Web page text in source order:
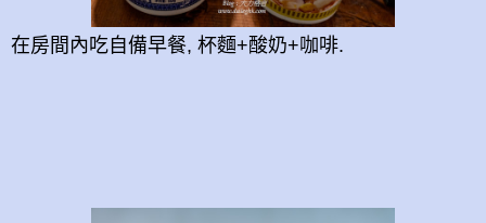
在房間內吃自備早餐, 杯麵+酸奶+咖啡.